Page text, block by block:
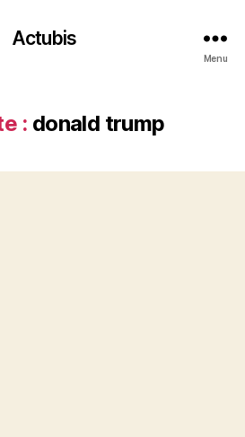
Actubis
Menu
: donald trump